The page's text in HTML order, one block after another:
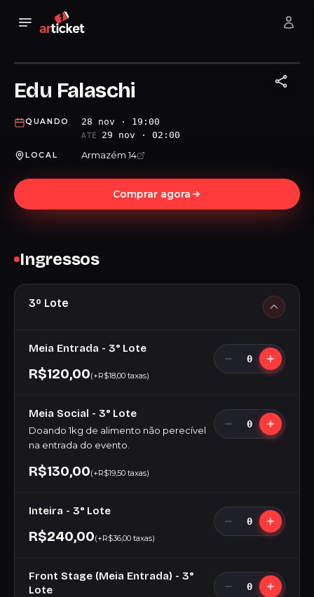
Edu Falaschi
QUANDO 28 nov · 19:00
ATÉ 29 nov · 02:00
LOCAL Armazém 14
Comprar agora
Ingressos
3º Lote
Meia Entrada - 3° Lote
R$120,00(+R$18,00 taxas)
0
Meia Social - 3° Lote
Doando 1kg de alimento não perecível
na entrada do evento.
R$130,00(+R$19,50 taxas)
0
Inteira - 3° Lote
R$240,00(+R$36,00 taxas)
0
Front Stage (Meia Entrada) - 3°
Lote
0